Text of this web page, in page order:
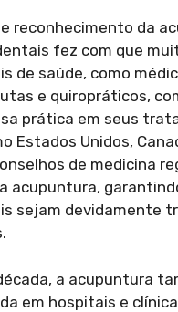
reconhecimento da
fez com que
de saúde, como
e quiropráticos,
prática em seus
Estados Unidos,
de medicina
acupuntura,
sejam devidamente
a acupuntura
em hospitais e